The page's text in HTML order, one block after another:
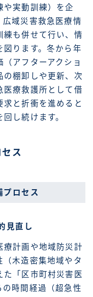
や実動訓練）を企
域災害救急医療情
練も併せて行い、情
ります。冬から年
アフターアクショ
の棚卸しや更新、次
医療救護所として借
と折衝を進めると
し続けます。
ス
プロセス
見直し
計画や地域防災計
木造密集地域やタ
た「区市町村災害医
時間経過（超急性